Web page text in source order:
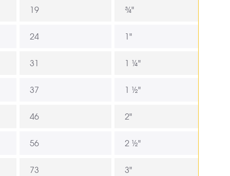
19 ¾"
24 1"
31 1 ¼"
37 1 ½"
46 2"
56 2 ½"
73 3"